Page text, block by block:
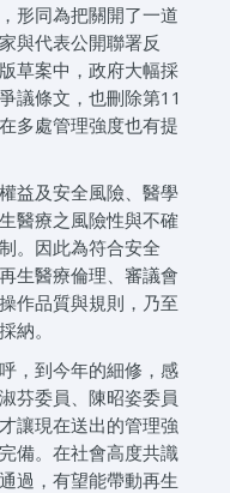
形同為把關開了一道
與代表公開聯署反
草案中，政府大幅採
議條文，也刪除第11
多處管理強度也有提
益及安全風險、醫學
醫療之風險性與不確
。因此為符合安全
生醫療倫理、審議會
作品質與規則，乃至
納。
，到今年的細修，感
芬委員、陳昭姿委員
讓現在送出的管理強
備。在社會高度共識
過，有望能帶動再生